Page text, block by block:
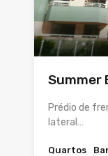
Summer
Prédio de
lateral…
Quartos